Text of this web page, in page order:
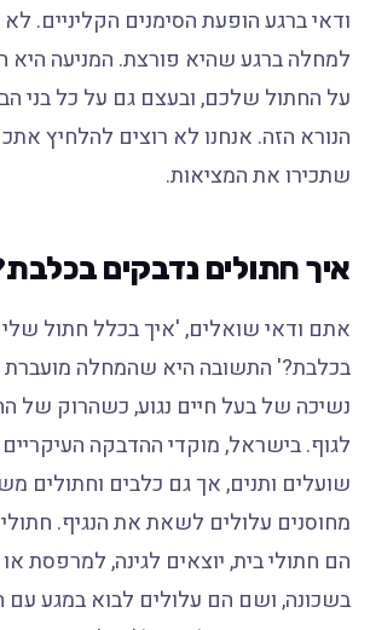
ודאי ברגע הופעת הסימנים הקליניים. לא
למחלה ברגע שהיא פורצת. המניעה היא
על החתול שלכם, ובעצם גם על כל בני
הנורא הזה. אנחנו לא רוצים להלחיץ
שתכירו את המציאות.
איך חתולים נדבקים
אתם ודאי שואלים, 'איך בכלל חתול שלי
בכלבת?' התשובה היא שהמחלה מועברת
נשיכה של בעל חיים נגוע, כשהרוק של
לגוף. בישראל, מוקדי ההדבקה העיקריים
שועלים ותנים, אך גם כלבים וחתולים
מחוסנים עלולים לשאת את הנגיף.
הם חתולי בית, יוצאים לגינה, למרפסת
בשכונה, ושם הם עלולים לבוא במגע עם